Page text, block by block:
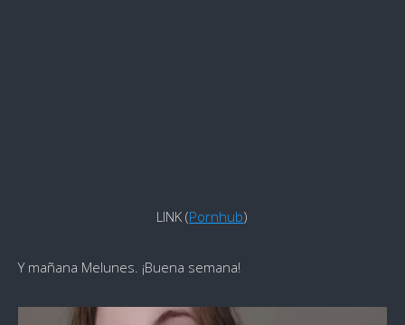
LINK (Pornhub)
Y mañana Melunes. ¡Buena semana!